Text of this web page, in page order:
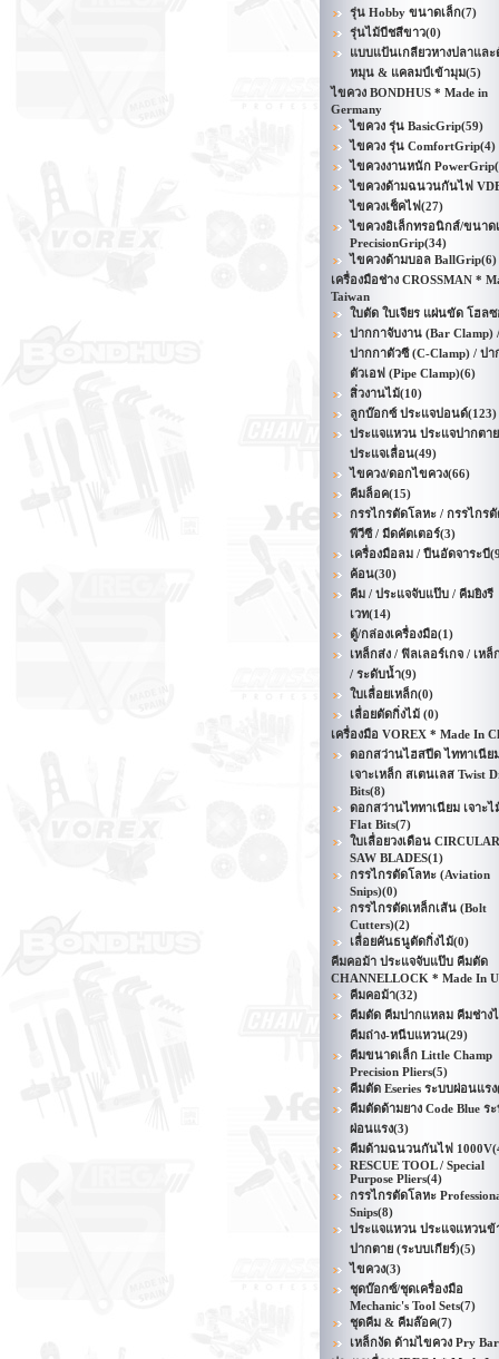
รุ่น Hobby ขนาดเล็ก(7)
รุ่นไม้บีชสีขาว(0)
แบบแป้นเกลียวหางปลาและ
หมุน & แคลมป์เข้ามุม(5)
ไขควง BONDHUS * Made in
Germany
ไขควง รุ่น BasicGrip(59)
ไขควง รุ่น ComfortGrip(4)
ไขควงงานหนัก PowerGrip
ไขควงด้ามฉนวนกันไฟ
ไขควงเช็คไฟ(27)
ไขควงอิเล็กทรอนิกส์/ขนาด
PrecisionGrip(34)
ไขควงด้ามบอล BallGrip(6)
เครื่องมือช่าง CROSSMAN *
Taiwan
ใบตัด ใบเจียร แผ่นขัด โฮลซ
ปากกาจับงาน (Bar Clamp) /
ปากกาตัวซี (C-Clamp) / ปา
ตัวเอฟ (Pipe Clamp)(6)
สิ่วงานไม้(10)
ลูกบ๊อกซ์ ประแจปอนด์(123)
ประแจแหวน ประแจปากตาย
ประแจเลื่อน(49)
ไขควง/ดอกไขควง(66)
คีมล็อค(15)
กรรไกรตัดโลหะ / กรรไกร
พีวีซี / มีดคัตเตอร์(3)
เครื่องมือลม / ปืนอัดจาระบี
ค้อน(30)
คีม / ประแจจับแป๊บ / คีมยิงรี
เวท(14)
ตู้/กล่องเครื่องมือ(1)
เหล็กส่ง / ฟิลเลอร์เกจ / เหล็
/ ระดับน้ำ(9)
ใบเลื่อยเหล็ก(0)
เลื่อยตัดกิ่งไม้ (0)
เครื่องมือ VOREX * Made In
ดอกสว่านไฮสปีด ไททาเนีย
เจาะเหล็ก สเตนเลส Twist
Bits(8)
ดอกสว่านไททาเนียม เจาะไ
Flat Bits(7)
ใบเลื่อยวงเดือน CIRCULAR
SAW BLADES(1)
กรรไกรตัดโลหะ (Aviation
Snips)(0)
กรรไกรตัดเหล็กเส้น (Bolt
Cutters)(2)
เลื่อยคันธนูตัดกิ่งไม้(0)
คีมคอม้า ประแจจับแป๊บ คีมตัด
CHANNELLOCK * Made In
คีมคอม้า(32)
คีมตัด คีมปากแหลม คีมช่าง
คีมถ่าง-หนีบแหวน(29)
คีมขนาดเล็ก Little Champ
Precision Pliers(5)
คีมตัด Eseries ระบบผ่อนแรง
คีมตัดด้ามยาง Code Blue ร
ผ่อนแรง(3)
คีมด้ามฉนวนกันไฟ 1000V
RESCUE TOOL / Special
Purpose Pliers(4)
กรรไกรตัดโลหะ
Snips(8)
ประแจแหวน ประแจแหวนข้
ปากตาย (ระบบเกียร์)(5)
ไขควง(3)
ชุดบ๊อกซ์/ชุดเครื่องมือ
Mechanic's Tool Sets(7)
ชุดคีม & คีมล๊อค(7)
เหล็กงัด ด้ามไขควง Pry